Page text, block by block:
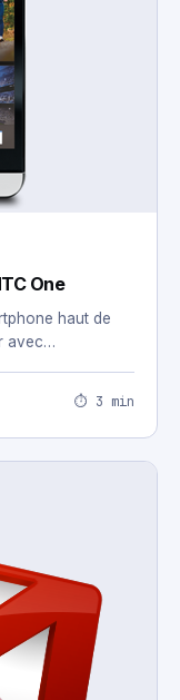
One
haut de
avec…
⏱ 3 min